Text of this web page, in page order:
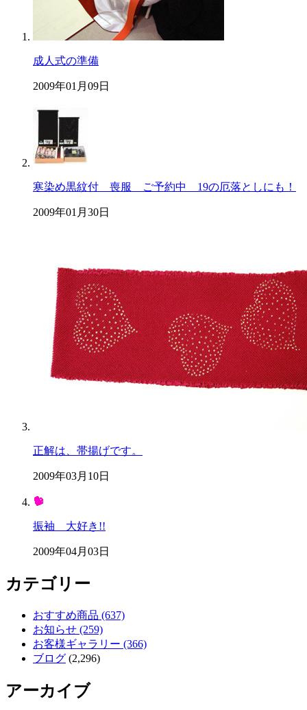
成人式の準備
2009年01月09日
寒染め黒紋付 喪服 ご予約中 19の厄落としにも！
2009年01月30日
正解は、帯揚げです。
2009年03月10日
振袖 大好き!!
2009年04月03日
カテゴリー
おすすめ商品 (637)
お知らせ (259)
お客様ギャラリー (366)
ブログ (2,296)
アーカイブ